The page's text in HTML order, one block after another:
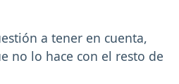
a tener en cuenta,
no lo hace con el resto de